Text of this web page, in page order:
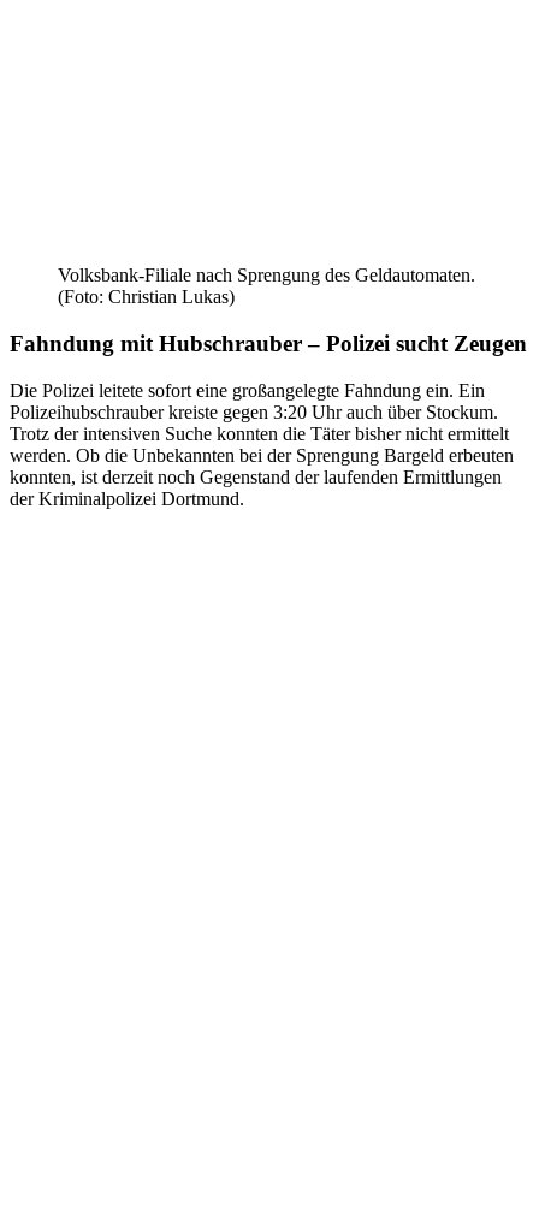
Volksbank-Filiale nach Sprengung des Geldautomaten.
(Foto: Christian Lukas)
Fahndung mit Hubschrauber – Polizei sucht Zeugen
Die Polizei leitete sofort eine großangelegte Fahndung ein. Ein
Polizeihubschrauber kreiste gegen 3:20 Uhr auch über Stockum.
Trotz der intensiven Suche konnten die Täter bisher nicht ermittelt
werden. Ob die Unbekannten bei der Sprengung Bargeld erbeuten
konnten, ist derzeit noch Gegenstand der laufenden Ermittlungen
der Kriminalpolizei Dortmund.